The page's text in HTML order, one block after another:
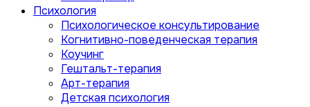
Психология
Психологическое консультирование
Когнитивно-поведенческая терапия
Коучинг
Гештальт-терапия
Арт-терапия
Детская психология